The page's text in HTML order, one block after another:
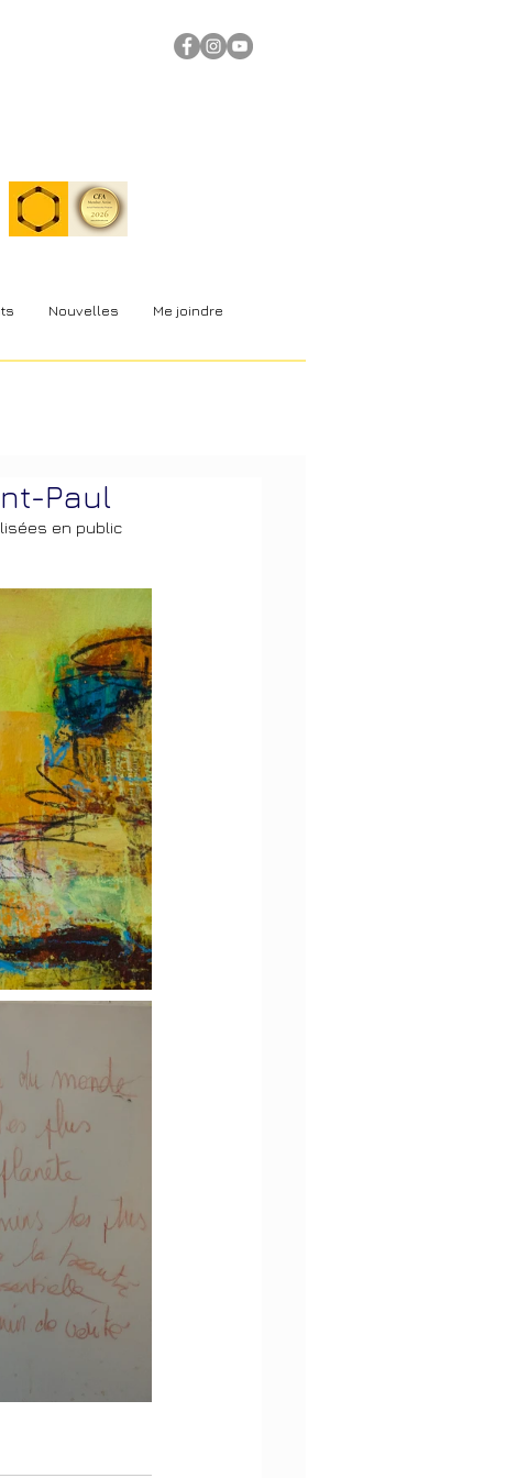
Nouvelles Me joindre
Paul
en public